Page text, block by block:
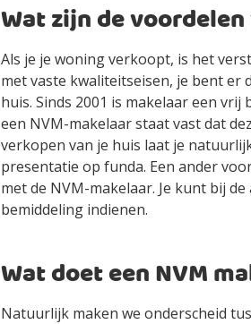
Wat zijn de
Als je je woning verkoopt, is het
met vaste kwaliteitseisen, je bent er
huis. Sinds 2001 is makelaar een
een NVM-makelaar staat vast dat
verkopen van je huis laat je
presentatie op funda. Een ander
met de NVM-makelaar. Je kunt bij
bemiddeling indienen.
Wat doet een NVM
Natuurlijk maken we onderscheid